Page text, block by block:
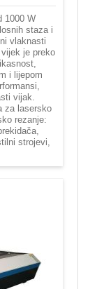
1000 W
staza i
vlaknasti
je preko
i lijepom
vijak.
za lasersko
rezanje:
strojevi,